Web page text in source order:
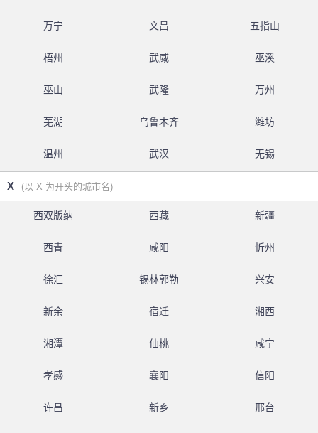
万宁 文昌 五指山
梧州 武威 巫溪
巫山 武隆 万州
芜湖 乌鲁木齐 潍坊
温州 武汉 无锡
X (以 X 为开头的城市名)
西双版纳 西藏 新疆
西青 咸阳 忻州
徐汇 锡林郭勒 兴安
新余 宿迁 湘西
湘潭 仙桃 咸宁
孝感 襄阳 信阳
许昌 新乡 邢台